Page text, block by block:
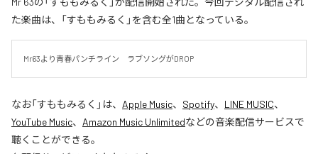
た楽曲は、「すももみるく」を含む全1曲となっている。
Mr63より青春パンチライン　ラブソングがDROP
なお「すももみるく 」は、 Apple Music、 Spotify、 LINE MUSIC、
YouTube Music、 Amazon Music Unlimitedなどの音楽配信サービスで
聴くことができる。